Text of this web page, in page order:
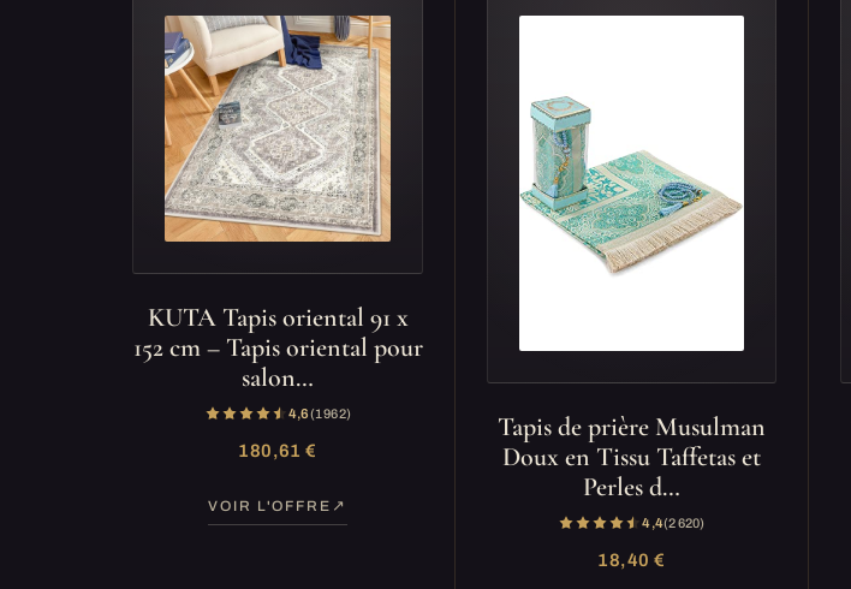
KUTA Tapis oriental 91 x
152 cm – Tapis oriental pour
salon…
4,6(1 962)
180,61 €
VOIR L'OFFRE
Tapis de prière Musulman
Doux en Tissu Taffetas et
Perles d…
4,4(2 620)
18,40 €